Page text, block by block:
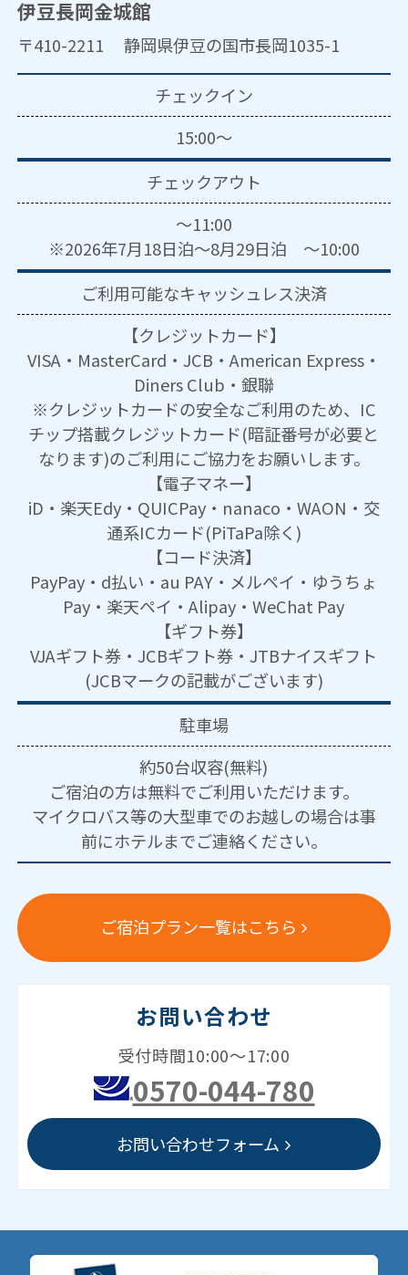
伊豆長岡金城館
〒410-2211 静岡県伊豆の国市長岡1035-1
チェックイン
15:00～
チェックアウト
～11:00
※2026年7月18日泊～8月29日泊 ～10:00
ご利用可能なキャッシュレス決済
【クレジットカード】
VISA・MasterCard・JCB・American Express・
Diners Club・銀聯
※クレジットカードの安全なご利用のため、IC
チップ搭載クレジットカード(暗証番号が必要と
なります)のご利用にご協力をお願いします。
【電子マネー】
iD・楽天Edy・QUICPay・nanaco・WAON・交
通系ICカード(PiTaPa除く)
【コード決済】
PayPay・d払い・au PAY・メルペイ・ゆうちょ
Pay・楽天ペイ・Alipay・WeChat Pay
【ギフト券】
VJAギフト券・JCBギフト券・JTBナイスギフト
(JCBマークの記載がございます)
駐車場
約50台収容(無料)
ご宿泊の方は無料でご利用いただけます。
マイクロバス等の大型車でのお越しの場合は事
前にホテルまでご連絡ください。
ご宿泊プラン一覧はこちら
お問い合わせ
受付時間10:00～17:00
0570-044-780
お問い合わせフォーム